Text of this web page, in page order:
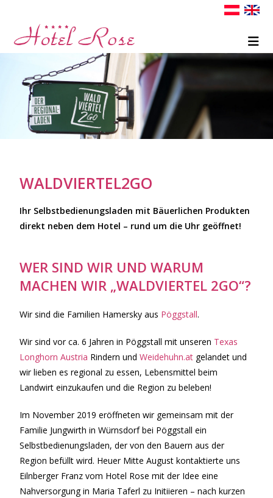
WALDVIERTEL2GO
Ihr Selbstbedienungsladen mit Bäuerlichen Produkten
direkt neben dem Hotel – rund um die Uhr geöffnet!
WER SIND WIR UND WARUM
MACHEN WIR „WALDVIERTEL 2GO“?
Wir sind die Familien Hamersky aus Pöggstall.
Wir sind vor ca. 6 Jahren in Pöggstall mit unseren Texas
Longhorn Austria Rindern undWeidehuhn.at gelandet und
wir lieben es regional zu essen, Lebensmittel beim
Landwirt einzukaufen und die Region zu beleben!
Im November 2019 eröffneten wir gemeinsam mit der
Familie Jungwirth in Würnsdorf bei Pöggstall ein
Selbstbedienungsladen, der von den Bauern aus der
Region befüllt wird. Heuer Mitte August kontaktierte uns
Eilnberger Franz vom Hotel Rose mit der Idee eine
Nahversorgung in Maria Taferl zu Initiieren – nach kurzen